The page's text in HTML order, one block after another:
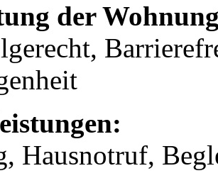
der
Hausnotruf,